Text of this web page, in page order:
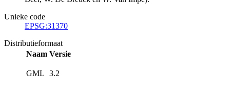
Unieke code
EPSG:31370
Distributieformaat
Naam Versie
GML 3.2